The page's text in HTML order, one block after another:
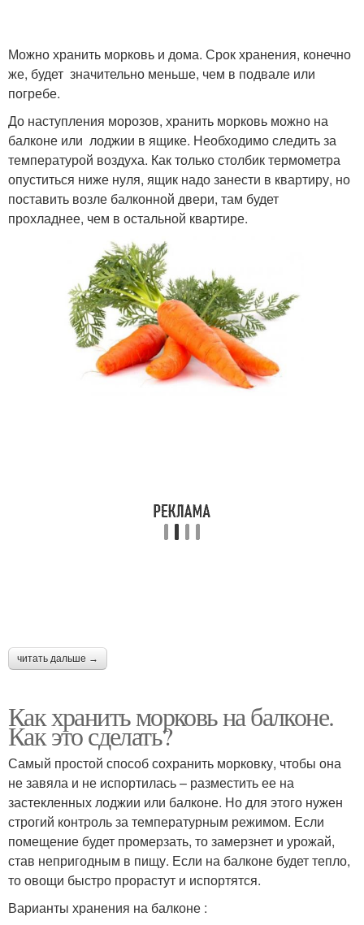
Можно хранить морковь и дома. Срок хранения, конечно
же, будет значительно меньше, чем в подвале или
погребе.
До наступления морозов, хранить морковь можно на
балконе или лоджии в ящике. Необходимо следить за
температурой воздуха. Как только столбик термометра
опуститься ниже нуля, ящик надо занести в квартиру, но
поставить возле балконной двери, там будет
прохладнее, чем в остальной квартире.
читать дальше →
Как хранить морковь на балконе.
Как это сделать?
Самый простой способ сохранить морковку, чтобы она
не завяла и не испортилась – разместить ее на
застекленных лоджии или балконе. Но для этого нужен
строгий контроль за температурным режимом. Если
помещение будет промерзать, то замерзнет и урожай,
став непригодным в пищу. Если на балконе будет тепло,
то овощи быстро прорастут и испортятся.
Варианты хранения на балконе :